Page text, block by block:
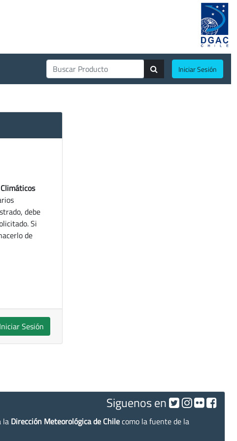
Iniciar Sesión
debe
Si
de
Iniciar Sesión
Siguenos en
la Dirección Meteorológica de Chilecomo la fuente de la